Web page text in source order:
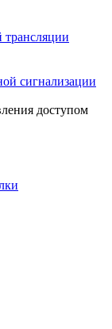
сигнализации
доступом